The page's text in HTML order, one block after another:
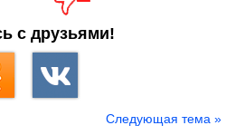
с друзьями!
Следующая тема »